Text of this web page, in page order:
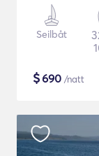
Seilbåt
$690 /natt